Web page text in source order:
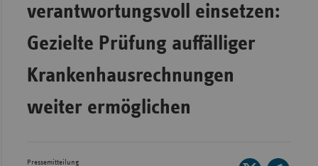
verantwortungsvoll einsetzen:
Gezielte Prüfung auffälliger
Krankenhausrechnungen
weiter ermöglichen
Pressemitteilung